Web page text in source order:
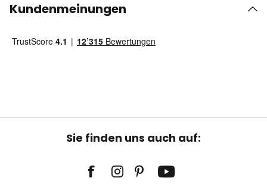
Kundenmeinungen
Sie finden uns auch auf: